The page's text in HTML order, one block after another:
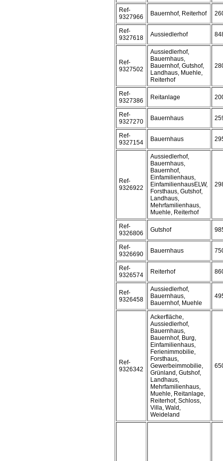
Ref-
9327966
Bauernhof, Reiterhof
Ref-
9327618
Aussiedlerhof
Ref-
9327502
Aussiedlerhof,
Bauernhaus,
Bauernhof, Gutshof,
Landhaus, Muehle,
Reiterhof
Ref-
9327386
Reitanlage
Ref-
9327270
Bauernhaus
Ref-
9327154
Bauernhaus
Ref-
9326922
Aussiedlerhof,
Bauernhaus,
Bauernhof,
Einfamilienhaus,
EinfamilienhausELW,
Forsthaus, Gutshof,
Landhaus,
Mehrfamilienhaus,
Muehle, Reiterhof
Ref-
9326806
Gutshof
Ref-
9326690
Bauernhaus
Ref-
9326574
Reiterhof
Ref-
9326458
Aussiedlerhof,
Bauernhaus,
Bauernhof, Muehle
Ref-
9326342
Ackerfläche,
Aussiedlerhof,
Bauernhaus,
Bauernhof, Burg,
Einfamilienhaus,
Ferienimmobilie,
Forsthaus,
Gewerbeimmobilie,
Grünland, Gutshof,
Landhaus,
Mehrfamilienhaus,
Muehle, Reitanlage,
Reiterhof, Schloss,
Villa, Wald,
Weideland